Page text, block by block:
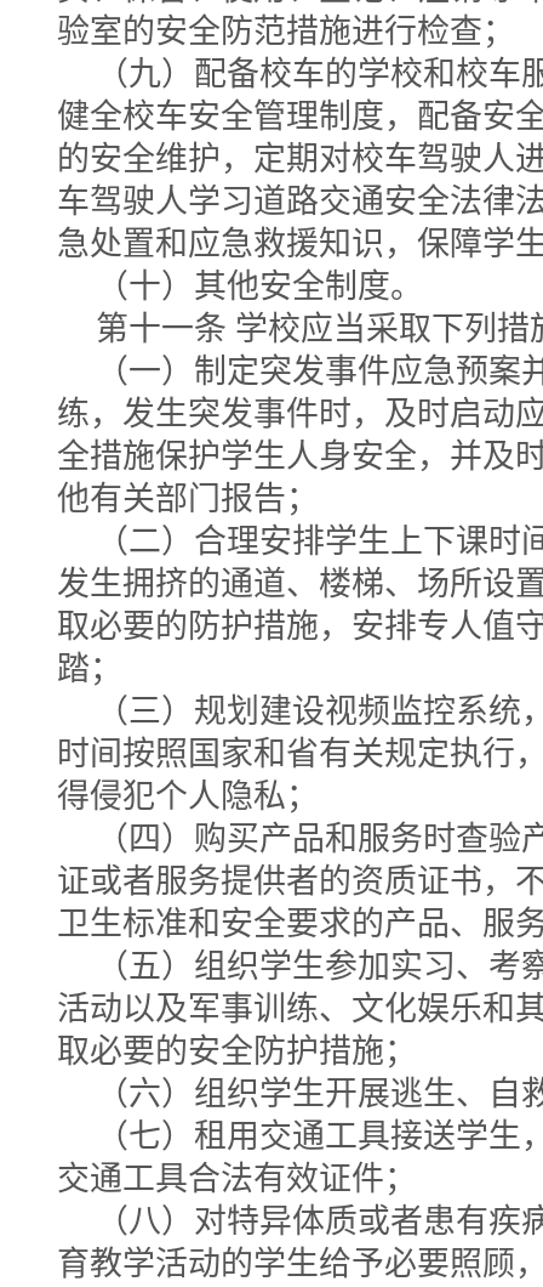
验室的安全防范措施进行检查；
（九）配备校车的学校和校车
健全校车安全管理制度，配备安
的安全维护，定期对校车驾驶人
车驾驶人学习道路交通安全法律
急处置和应急救援知识，保障学
（十）其他安全制度。
第十一条 学校应当采取下列措
（一）制定突发事件应急预案
练，发生突发事件时，及时启动
全措施保护学生人身安全，并及
他有关部门报告；
（二）合理安排学生上下课时
发生拥挤的通道、楼梯、场所设
取必要的防护措施，安排专人值
踏；
（三）规划建设视频监控系统
时间按照国家和省有关规定执行
得侵犯个人隐私；
（四）购买产品和服务时查验
证或者服务提供者的资质证书，
卫生标准和安全要求的产品、服
（五）组织学生参加实习、考
活动以及军事训练、文化娱乐和
取必要的安全防护措施；
（六）组织学生开展逃生、自
（七）租用交通工具接送学生
交通工具合法有效证件；
（八）对特异体质或者患有疾
育教学活动的学生给予必要照顾